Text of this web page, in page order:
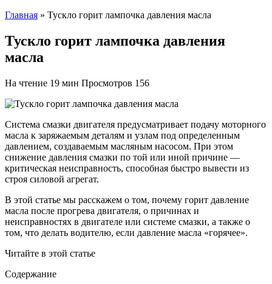
Главная » Тускло горит лампочка давления масла
Тускло горит лампочка давления
масла
На чтение 19 мин Просмотров 156
Система смазки двигателя предусматривает подачу моторного
масла к заряжаемым деталям и узлам под определенным
давлением, создаваемым масляным насосом. При этом
снижение давления смазки по той или иной причине —
критическая неисправность, способная быстро вывести из
строя силовой агрегат.
В этой статье мы расскажем о том, почему горит давление
масла после прогрева двигателя, о причинах и
неисправностях в двигателе или системе смазки, а также о
том, что делать водителю, если давление масла «горячее».
Читайте в этой статье
Содержание